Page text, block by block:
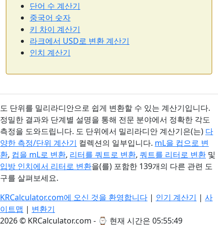
단어 수 계산기
중국어 숫자
키 차이 계산기
라크에서 USD로 변환 계산기
인치 계산기
도 단위를 밀리라디안으로 쉽게 변환할 수 있는 계산기입니다.
정밀한 결과와 단계별 설명을 통해 전문 분야에서 정확한 각도
측정을 도와드립니다. 도 단위에서 밀리라디안 계산기은(는) 다
양한 측정/단위 계산기 컬렉션의 일부입니다. mL을 컵으로 변
환, 컵을 mL로 변환, 리터를 쿼트로 변환, 쿼트를 리터로 변환 및
입방 인치에서 리터로 변환을(를) 포함한 139개의 다른 관련 도
구를 살펴보세요.
KRCalculator.com에 오신 것을 환영합니다 | 인기 계산기 | 사
이트맵 | 변환기
2026 © KRCalculator.com - ⌚ 현재 시간은 05:55:50